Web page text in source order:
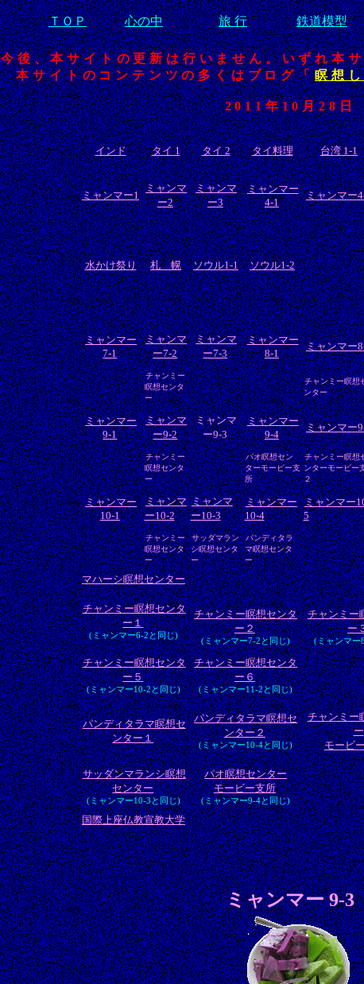
ＴＯＰ 心の中 旅 行 鉄道模型
今後、本サイトの更新は行いません。いずれ本
本サイトのコンテンツの多くはブログ「瞑想
2011年10月28日
インド タイ 1 タイ 2 タイ料理 台湾 1-1
ミャンマー1
ミャンマ
ー2
ミャンマ
ー3
ミャンマー
4-1
ミャンマー
水かけ祭り 札 幌 ソウル1-1 ソウル1-2
ミャンマー
7-1
ミャンマ
ー7-2
ミャンマ
ー7-3
ミャンマー
8-1
ミャンマー
チャンミー
瞑想センタ
ー
チャンミー瞑想
ンター
ミャンマー
9-1
ミャンマ
ー9-2
ミャンマ
ー9-3
ミャンマー
9-4
ミャンマー
チャンミー
瞑想センタ
ー
パオ瞑想セン
ターモービー支
所
チャンミー瞑想
ンターモービー
２
ミャンマー
10-1
ミャンマ
ー10-2
ミャンマ
ー10-3
ミャンマー
10-4
ミャンマー
5
チャンミー
瞑想センタ
ー
サッダマラン
シ瞑想センタ
ー
パンディタラ
マ瞑想センタ
ー
マハーシ瞑想センター
チャンミー瞑想センタ
ー１
(ミャンマー6-2と同じ)
チャンミー瞑想センタ
ー２
(ミャンマー7-2と同じ)
チャンミー
ー
(ミャンマー
チャンミー瞑想センタ
ー５
(ミャンマー10-2と同じ)
チャンミー瞑想センタ
ー６
(ミャンマー11-2と同じ)
パンディタラマ瞑想セ
ンター１
パンディタラマ瞑想セ
ンター２
(ミャンマー10-4と同じ)
チャンミー
ー
モービ
サッダンマランシ瞑想
センター
(ミャンマー10-3と同じ)
パオ瞑想センター
モービー支所
(ミャンマー9-4と同じ)
国際上座仏教宣教大学
ミャンマー 9-3